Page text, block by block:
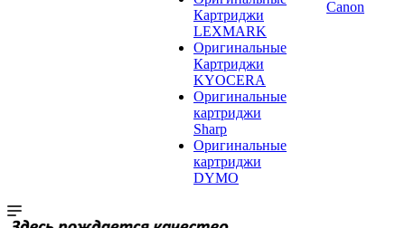
Картриджи
LEXMARK
Оригинальные
Картриджи
KYOCERA
Оригинальные
картриджи
Sharp
Оригинальные
картриджи
DYMO
Canon